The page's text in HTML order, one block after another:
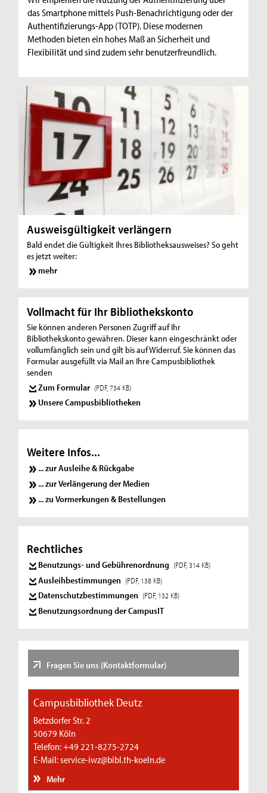
das Smartphone mittels Push-Benachrichtigung oder der
Authentifizierungs-App (TOTP). Diese modernen
Methoden bieten ein hohes Maß an Sicherheit und
Flexibilität und sind zudem sehr benutzerfreundlich.
Ausweisgültigkeit verlängern
Bald endet die Gültigkeit Ihres Bibliotheksausweises? So geht
es jetzt weiter:
mehr
Vollmacht für Ihr Bibliothekskonto
Sie können anderen Personen Zugriff auf Ihr
Bibliothekskonto gewähren. Dieser kann eingeschränkt oder
vollumfänglich sein und gilt bis auf Widerruf. Sie können das
Formular ausgefüllt via Mail an Ihre Campusbibliothek
senden
Zum Formular (PDF, 734 KB)
Unsere Campusbibliotheken
Weitere Infos...
... zur Ausleihe & Rückgabe
... zur Verlängerung der Medien
... zu Vormerkungen & Bestellungen
Rechtliches
Benutzungs- und Gebührenordnung (PDF, 314 KB)
Ausleihbestimmungen (PDF, 138 KB)
Datenschutzbestimmungen (PDF, 132 KB)
Benutzungsordnung der CampusIT
Fragen Sie uns (Kontaktformular)
Campusbibliothek Deutz
Betzdorfer Str. 2
50679 Köln
Telefon: +49 221-8275-2724
E-Mail: service-iwz@bibl.th-koeln.de
Mehr